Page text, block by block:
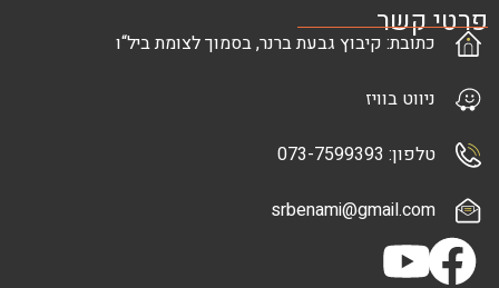
פרטי קשר
כתובת: קיבוץ גבעת ברנר, בסמוך לצומת ביל“ו
ניווט בוויז
טלפון: 073-7599393
srbenami@gmail.com